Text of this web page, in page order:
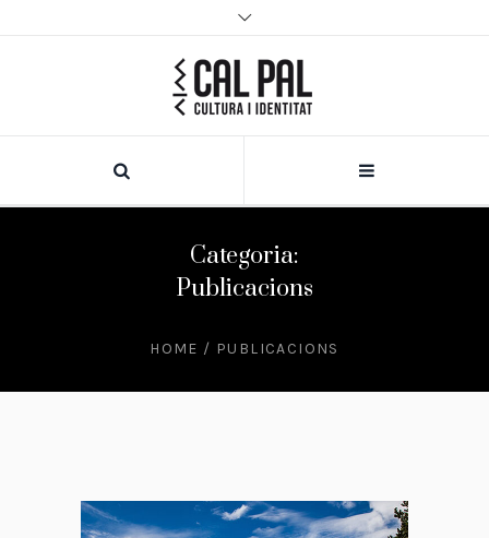
Categoria:
Publicacions
HOME / PUBLICACIONS